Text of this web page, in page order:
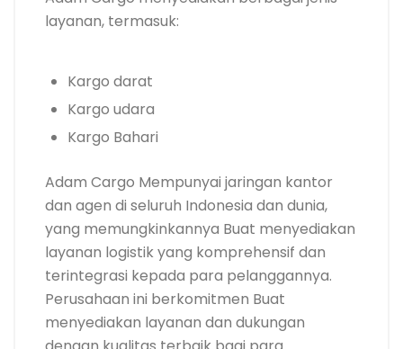
layanan, termasuk:
Kargo darat
Kargo udara
Kargo Bahari
Adam Cargo Mempunyai jaringan kantor
dan agen di seluruh Indonesia dan dunia,
yang memungkinkannya Buat menyediakan
layanan logistik yang komprehensif dan
terintegrasi kepada para pelanggannya.
Perusahaan ini berkomitmen Buat
menyediakan layanan dan dukungan